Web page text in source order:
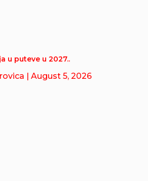
u puteve u 2027..
| August 5, 2026